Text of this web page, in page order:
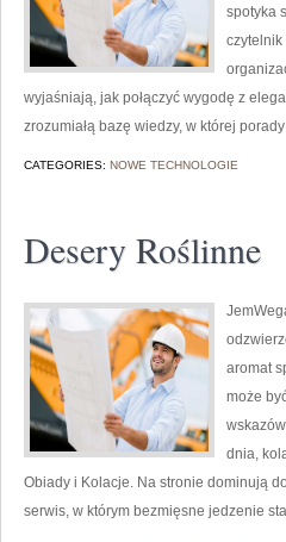
spotyka
czytelnik
wyjaśniają, jak połączyć wygodę z
zrozumiałą bazę wiedzy, w której
CATEGORIES: NOWE TECHNOLOGIE
Desery Roślinne
aromat
może
dnia,
Obiady i Kolacje. Na stronie dominują
serwis, w którym bezmięsne jedzenie